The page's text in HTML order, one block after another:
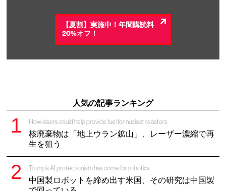
【夏割】実施中！年間購読料
20%オフ！
人気の記事ランキング
How lasers could help provide fuel for nuclear reactors
核廃棄物は「地上ウラン鉱山」、レーザー濃縮で再
生を狙う
Trump’s AI protectionism has come for robotics
中国製ロボットを締め出す米国、その研究は中国製